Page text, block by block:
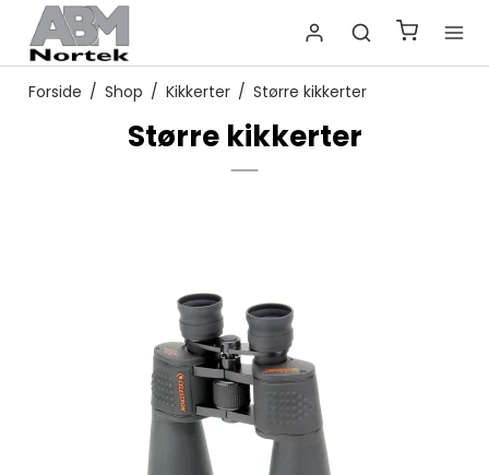
Forside / Shop / Kikkerter / Større kikkerter
Større kikkerter